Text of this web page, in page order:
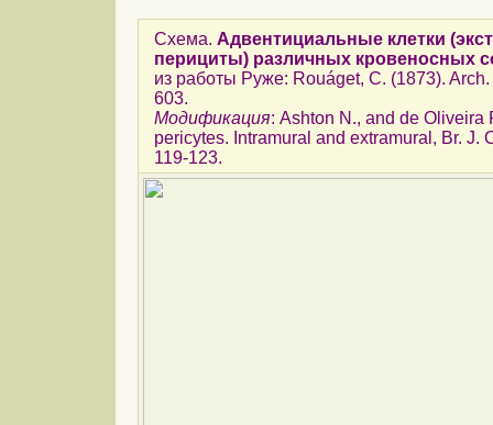
Схема. Адвентициальные клетки
перициты) различных кровеносных
из работы Руже: Rouáget, C. (1873).
603.
Модификация: Ashton N., and de Oliveira
pericytes. Intramural and extramural, Br. J.
119-123.